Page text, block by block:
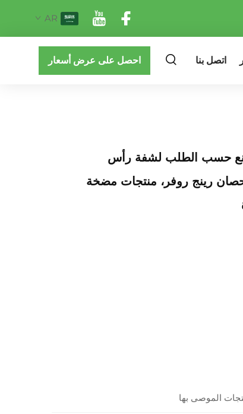
AR
اتصل بنا احصل على عرض أسعار
حسب الطلب لشفة رأس
306 حصان رينج روفر، منتجات مضخة
الموصى بها